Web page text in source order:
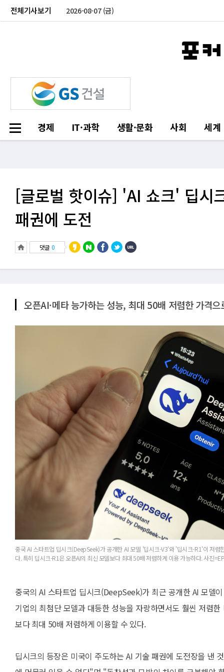
전체기사보기 2026-08-07 (금)
경제 IT·과학 생활·문화 사회 세계
[글로벌 핫이슈] 'AI 쇼크' 딥시
패권에 도전
댓글 0
오픈AI·메타 능가하는 성능, 최대 50배 저렴한 가격으
중국 AI 스타트업 딥시크(DeepSeek)가 공개한 AI 모델 '딥시크-V3'와 '딥시크-R1'이 저
다. 특히 딥시크-R1은 오픈AI의 최신 모델보다 최대 50배 저렴하게 이용 가능하다. 사진
중국의 AI 스타트업 딥시크(DeepSeek)가 최근 공개한 AI 모델
기업의 최첨단 모델과 대등한 성능을 자랑하면서도 훨씬 저렴
보다 최대 50배 저렴하게 이용할 수 있다.
딥시크의 등장은 미국이 주도하는 AI 기술 패권에 도전장을 낸